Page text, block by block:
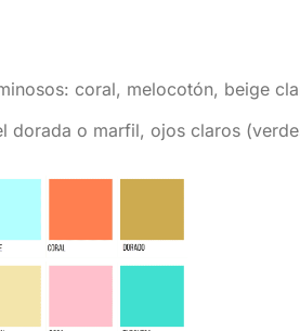
coral, melocotón, beige
dorada o marfil, ojos claros